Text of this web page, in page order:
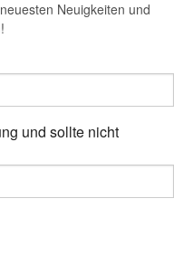
Neuigkeiten und
und sollte nicht